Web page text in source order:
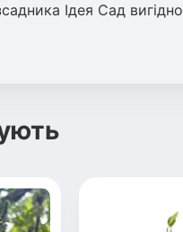
Ідея Сад